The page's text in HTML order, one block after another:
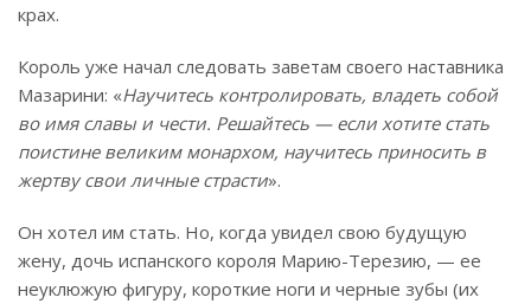
крах.
Король уже начал следовать заветам своего наставника
Мазарини: «Научитесь контролировать, владеть собой
во имя славы и чести. Решайтесь — если хотите стать
поистине великим монархом, научитесь приносить в
жертву свои личные страсти».
Он хотел им стать. Но, когда увидел свою будущую
жену, дочь испанского короля Марию-Терезию, — ее
неуклюжую фигуру, короткие ноги и черные зубы (их